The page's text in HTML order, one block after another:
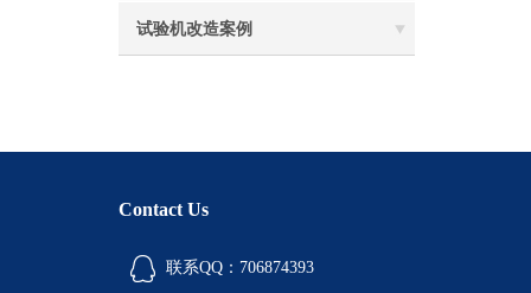
试验机改造案例
Contact Us
联系QQ：706874393